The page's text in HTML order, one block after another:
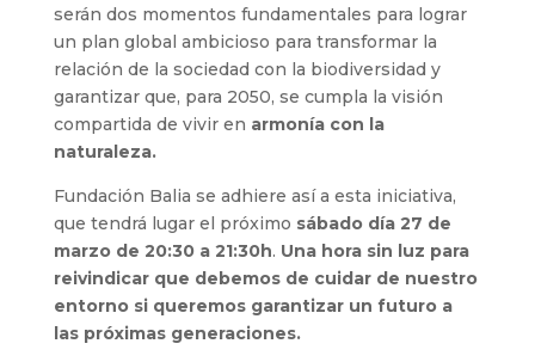
serán dos momentos fundamentales para lograr
un plan global ambicioso para transformar la
relación de la sociedad con la biodiversidad y
garantizar que, para 2050, se cumpla la visión
compartida de vivir en armonía con la
naturaleza.
Fundación Balia se adhiere así a esta iniciativa,
que tendrá lugar el próximo sábado día 27 de
marzo de 20:30 a 21:30h. Una hora sin luz para
reivindicar que debemos de cuidar de nuestro
entorno si queremos garantizar un futuro a
las próximas generaciones.